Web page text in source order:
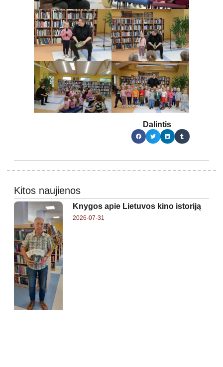
Dalintis
Kitos naujienos
Knygos apie Lietuvos kino istoriją
2026-07-31